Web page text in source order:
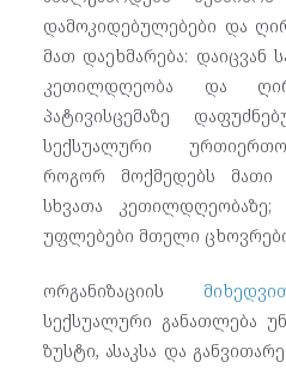
დამოკიდებულებები და
მათ დაეხმარება: დაიცვან
კეთილდღეობა და
პატივისცემაზე
სექსუალური
როგორ მოქმედებს მათი
სხვათა კეთილდღეობაზე;
უფლებები მთელი
ორგანიზაციის
სექსუალური განათლება
ზუსტი, ასაკსა და